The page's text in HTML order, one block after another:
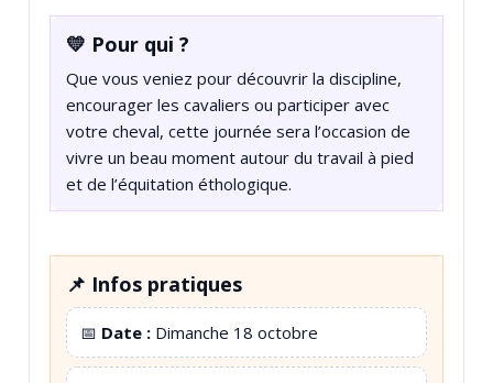
💛 Pour qui ?
Que vous veniez pour découvrir la discipline,
encourager les cavaliers ou participer avec
votre cheval, cette journée sera l’occasion de
vivre un beau moment autour du travail à pied
et de l’équitation éthologique.
📌 Infos pratiques
📅 Date : Dimanche 18 octobre